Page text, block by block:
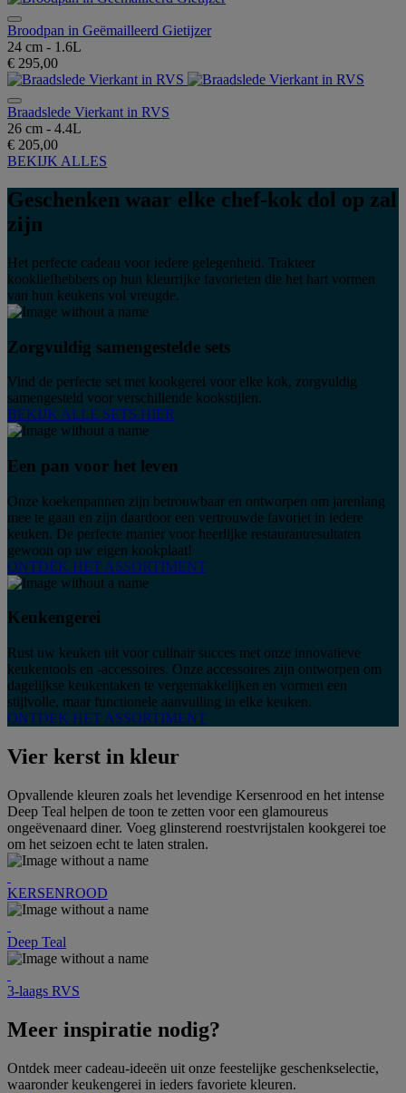
Broodpan in Geëmailleerd Gietijzer
24 cm - 1.6L
€ 295,00
Braadslede Vierkant in RVS
26 cm - 4.4L
€ 205,00
BEKIJK ALLES
Geschenken waar elke chef-kok dol op zal
zijn
Het perfecte cadeau voor iedere gelegenheid. Trakteer
kookliefhebbers op hun kleurrijke favorieten die het hart vormen
van hun keukens vol vreugde.
Zorgvuldig samengestelde sets
Vind de perfecte set met kookgerei voor elke kok, zorgvuldig
samengesteld voor verschillende kookstijlen.
BEKIJK ALLE SETS HIER
Een pan voor het leven
Onze koekenpannen zijn betrouwbaar en ontworpen om jarenlang
mee te gaan en zijn daardoor een vertrouwde favoriet in iedere
keuken. De perfecte manier voor heerlijke restaurantresultaten
gewoon op uw eigen kookplaat!
ONTDEK HET ASSORTIMENT
Keukengerei
Rust uw keuken uit voor culinair succes met onze innovatieve
keukentools en -accessoires. Onze accessoires zijn ontworpen om
dagelijkse keukentaken te vergemakkelijken en vormen een
stijlvolle, maar functionele aanvulling in elke keuken.
ONTDEK HET ASSORTIMENT
Vier kerst in kleur
Opvallende kleuren zoals het levendige Kersenrood en het intense
Deep Teal helpen de toon te zetten voor een glamoureus
ongeëvenaard diner. Voeg glinsterend roestvrijstalen kookgerei toe
om het seizoen echt te laten stralen.
KERSENROOD
Deep Teal
3-laags RVS
Meer inspiratie nodig?
Ontdek meer cadeau-ideeën uit onze feestelijke geschenkselectie,
waaronder keukengerei in ieders favoriete kleuren.